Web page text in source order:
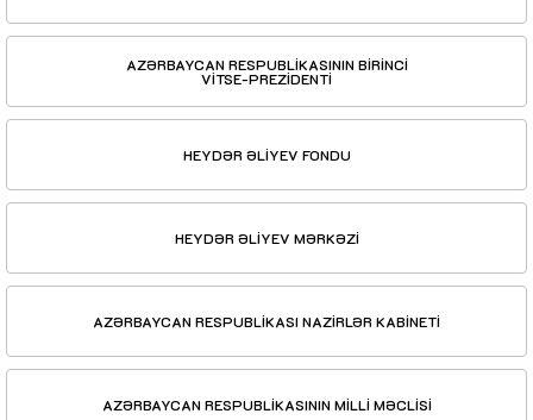
AZƏRBAYCAN RESPUBLİKASININ BİRİNCİ
VİTSE-PREZİDENTİ
HEYDƏR ƏLİYEV FONDU
HEYDƏR ƏLİYEV MƏRKƏZİ
AZƏRBAYCAN RESPUBLİKASI NAZİRLƏR KABİNETİ
AZƏRBAYCAN RESPUBLİKASININ MİLLİ MƏCLİSİ